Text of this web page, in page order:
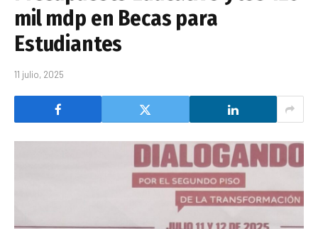
mil mdp en Becas para
Estudiantes
11 julio, 2025